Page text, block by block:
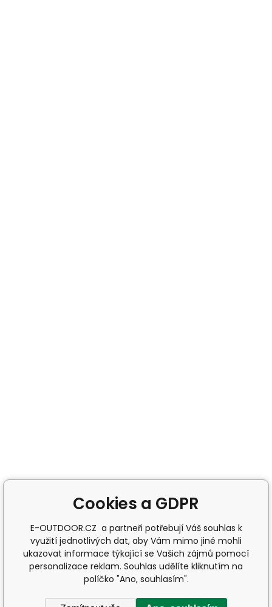
Cookies a GDPR
E-OUTDOOR.CZ a partneři potřebují Váš souhlas k
využití jednotlivých dat, aby Vám mimo jiné mohli
ukazovat informace týkající se Vašich zájmů pomocí
personalizace reklam. Souhlas udělíte kliknutím na
políčko "Ano, souhlasím".